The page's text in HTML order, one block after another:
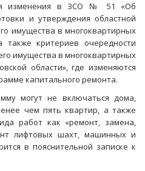
изменения в ЗСО № 51 «Об
и утверждения областной
имущества в многоквартирных
критериев очередности
имущества в многоквартирных
области», где изменяются
капитального ремонта.
могут не включаться дома,
чем пять квартир, а также
работ как «ремонт, замена,
лифтовых шахт, машинных и
в пояснительной записке к